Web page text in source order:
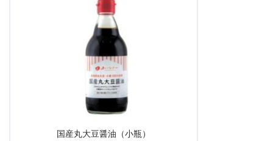
国産丸大豆醤油（小瓶）